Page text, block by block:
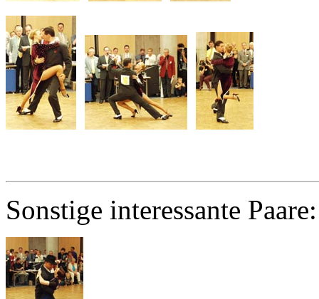
Sonstige interessante Paare: